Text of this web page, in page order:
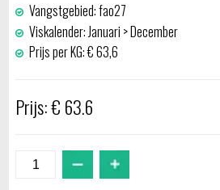
Vangstgebied: fao27
Viskalender: Januari > December
Prijs per KG: € 63,6
Prijs: € 63.6